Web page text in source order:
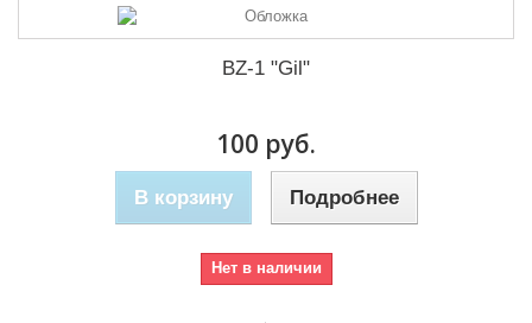
BZ-1 "Gil"
100 руб.
В корзину Подробнее
Нет в наличии